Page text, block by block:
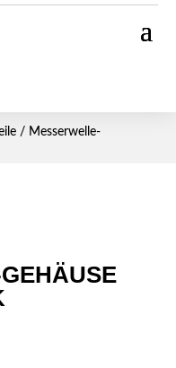
/ Messerwelle-